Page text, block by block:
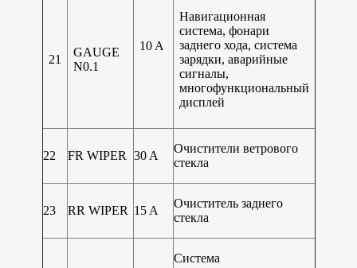
21
GAUGE
N0.1
10 A
Навигационная
система, фонари
заднего хода, система
зарядки, аварийные
сигналы,
многофункциональный
дисплей
22 FR WIPER 30 A
Очистители ветрового
стекла
23 RR WIPER 15 A
Очиститель заднего
стекла
Система